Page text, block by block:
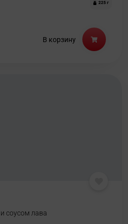
225 г
В корзину
соусом лава